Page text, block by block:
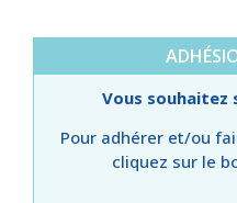
Vous souhaitez
Pour adhérer et/ou
cliquez sur le